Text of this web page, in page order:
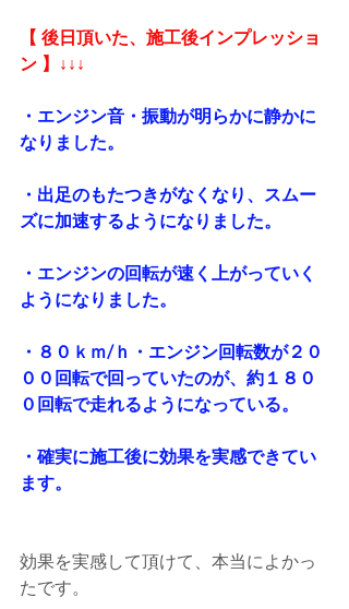
【 後日頂いた、施工後インプレッショ
ン 】↓↓↓
・エンジン音・振動が明らかに静かに
なりました。
・出足のもたつきがなくなり、スムー
ズに加速するようになりました。
・エンジンの回転が速く上がっていく
ようになりました。
・８０ｋｍ/ｈ・エンジン回転数が２０
００回転で回っていたのが、約１８０
０回転で走れるようになっている。
・確実に施工後に効果を実感できてい
ます。
効果を実感して頂けて、本当によかっ
たです。